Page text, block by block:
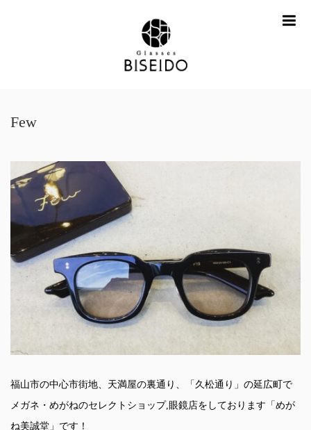
Few
福山市の中心市街地、天満屋の裏通り、「久松通り」の延広町で
メガネ・めがねのセレクトショップ,眼鏡店をしております「めが
ね美誠堂」です！